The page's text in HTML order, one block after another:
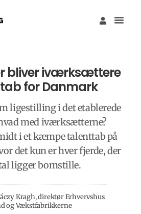
bliver iværksættere
for Danmark
ligestilling i det etablerede
med iværksætterne?
i et kæmpe talenttab på
det kun er hver fjerde, der
ligger bomstille.
Kragh, direktør Erhvervshus
og Vækstfabrikkerne